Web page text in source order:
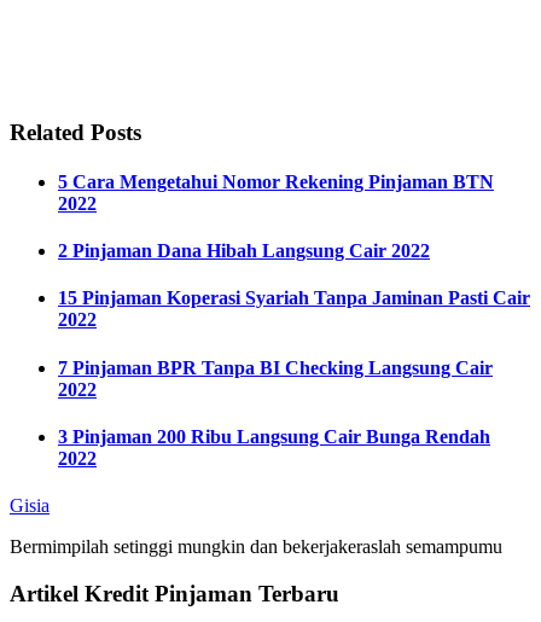
Related Posts
5 Cara Mengetahui Nomor Rekening Pinjaman BTN
2022
2 Pinjaman Dana Hibah Langsung Cair 2022
15 Pinjaman Koperasi Syariah Tanpa Jaminan Pasti Cair
2022
7 Pinjaman BPR Tanpa BI Checking Langsung Cair
2022
3 Pinjaman 200 Ribu Langsung Cair Bunga Rendah
2022
Gisia
Bermimpilah setinggi mungkin dan bekerjakeraslah semampumu
Artikel Kredit Pinjaman Terbaru